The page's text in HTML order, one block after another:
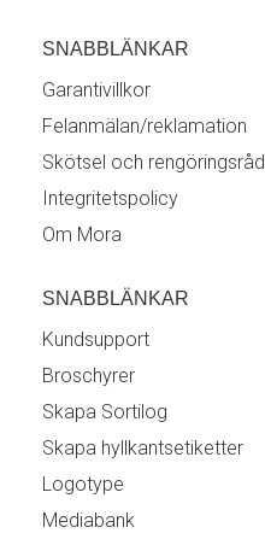
SNABBLÄNKAR
Garantivillkor
Felanmälan/reklamation
Skötsel och rengöringsråd
Integritetspolicy
Om Mora
SNABBLÄNKAR
Kundsupport
Broschyrer
Skapa Sortilog
Skapa hyllkantsetiketter
Logotype
Mediabank